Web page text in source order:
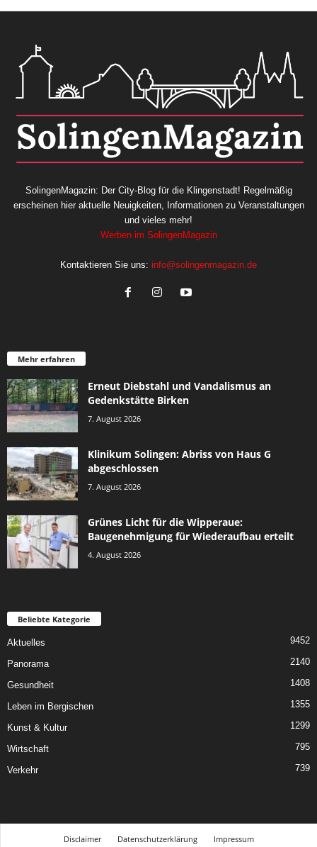
SolingenMagazin: Der City-Blog für die Klingenstadt! Regelmäßig
erscheinen hier aktuelle Neuigkeiten, Informationen zu Veranstaltungen
und vieles mehr!
Werben im SolingenMagazin
Kontaktieren Sie uns: info@solingenmagazin.de
Mehr erfahren
Erneut Diebstahl und Vandalismus an
Gedenkstätte Birken
7. August 2026
Klinikum Solingen: Abriss von Haus G
abgeschlossen
7. August 2026
Grünes Licht für die Wipperaue:
Baugenehmigung für Wiederaufbau erteilt
4. August 2026
Beliebte Kategorie
Aktuelles 9452
Panorama 2140
Gesundheit 1408
Leben im Bergischen 1355
Kunst & Kultur 1299
Wirtschaft 795
Verkehr 739
Disclaimer Datenschutzerklärung Impressum